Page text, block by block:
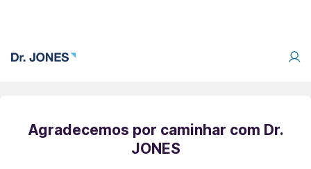
Agradecemos por caminhar com Dr.
JONES